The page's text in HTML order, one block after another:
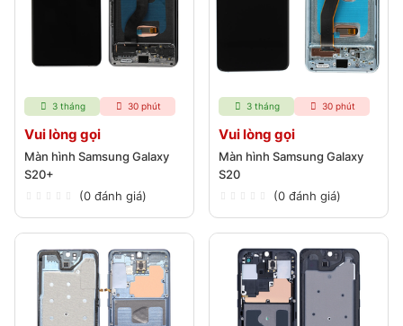
3 tháng 30 phút
Vui lòng gọi
Màn hình Samsung Galaxy
S20+
(0 đánh giá)
3 tháng 30 phút
Vui lòng gọi
Màn hình Samsung Galaxy
S20
(0 đánh giá)